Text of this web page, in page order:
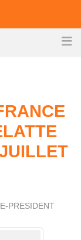
Juin au 1ier Juillet
PRESIDENT